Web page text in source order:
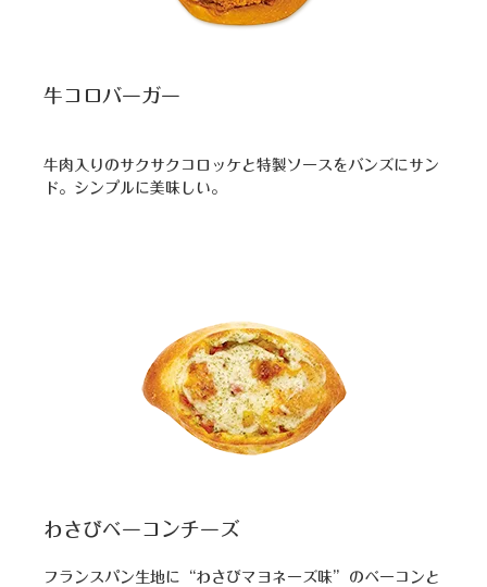
牛コロバーガー
牛肉入りのサクサクコロッケと特製ソースをバンズにサン
ド。シンプルに美味しい。
わさびベーコンチーズ
フランスパン生地に“わさびマヨネーズ味”のベーコンと